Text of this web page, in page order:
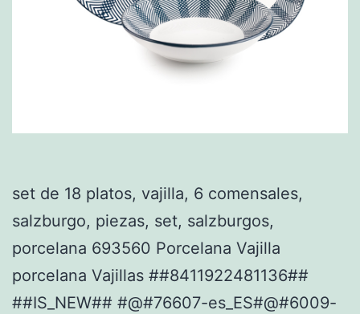
set de 18 platos, vajilla, 6 comensales,
salzburgo, piezas, set, salzburgos,
porcelana 693560 Porcelana Vajilla
porcelana Vajillas ##8411922481136##
##IS_NEW## #@#76607-es_ES#@#6009-